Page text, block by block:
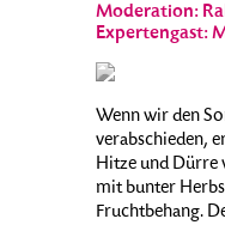
Moderation:
Expertengast:
Wenn wir den
verabschieden,
Hitze und Dürre
mit bunter
Fruchtbehang.